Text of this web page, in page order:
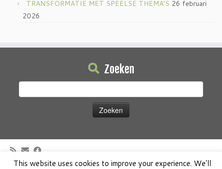
TRANSFORMATIE MET SPEELSE THEMA’S 26 februari
2026
Zoeken
·© 2026 Osho Boeken Besproken·Aangeboden door ·
This website uses cookies to improve your experience. We'll